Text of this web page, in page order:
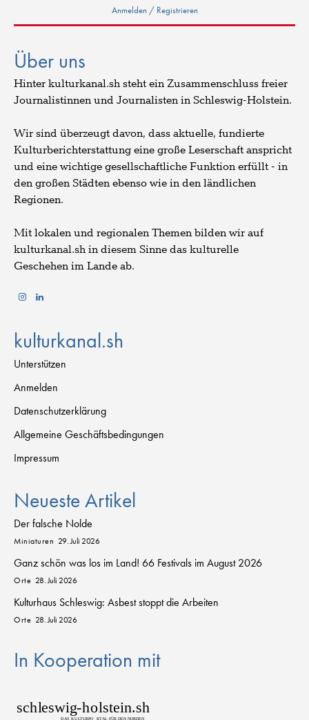
Anmelden / Registrieren
Über uns
Hinter kulturkanal.sh steht ein Zusammenschluss freier
Journalistinnen und Journalisten in Schleswig-Holstein.
Wir sind überzeugt davon, dass aktuelle, fundierte
Kulturberichterstattung eine große Leserschaft anspricht
und eine wichtige gesellschaftliche Funktion erfüllt - in
den großen Städten ebenso wie in den ländlichen
Regionen.
Mit lokalen und regionalen Themen bilden wir auf
kulturkanal.sh in diesem Sinne das kulturelle
Geschehen im Lande ab.
kulturkanal.sh
Unterstützen
Anmelden
Datenschutzerklärung
Allgemeine Geschäftsbedingungen
Impressum
Neueste Artikel
Der falsche Nolde
Miniaturen 29. Juli 2026
Ganz schön was los im Land! 66 Festivals im August 2026
Orte 28. Juli 2026
Kulturhaus Schleswig: Asbest stoppt die Arbeiten
Orte 28. Juli 2026
In Kooperation mit
schleswig-holstein.sh
DAS KULTURPO RTAL FÜR DEN NORDEN